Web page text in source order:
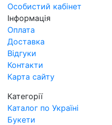
Особистий кабінет
Інформація
Оплата
Доставка
Відгуки
Контакти
Карта сайту
Категорії
Каталог по Україні
Букети